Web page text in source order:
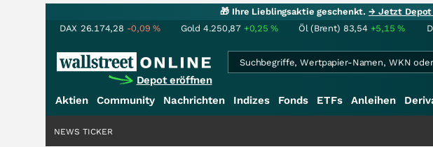
🎁 Ihre Lieblingsaktie geschenkt.→ Jetzt Depot
DAX 26.174,28 -0,09% Gold 4.250,87 +0,25% Öl (Brent) 83,54 +5,15%
Depot eröffnen
Aktien Community Nachrichten Indizes Fonds ETFs Anleihen
NEWS TICKER